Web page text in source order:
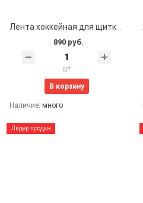
Лента хоккейная для щитков 24мм*50м (прозрачная)
890 руб.
шт
В корзину
Наличие: много
Лидер продаж